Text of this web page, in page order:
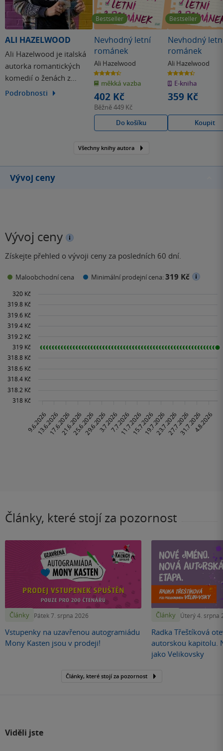
ALI HAZELWOOD
Ali Hazelwood je italská
autorka romantických
komedií o ženách z
akademických kruhů.
romantickými vztahy a
bonusovou kapitolu
navíc. Ali…
Podrobnosti
Bestseller
Nevhodný letní
románek
Ali Hazelwood
4.4
z
5
hvězdiček
měkká vazba
402 Kč
Běžně449 Kč
Do košíku
Bestseller
Nevhodný
románek
Ali Hazelwood
4.4
z
5
hvězdiček
E-kniha
359 Kč
Koupit
Všechny knihy autora
Vývoj ceny
Vývoj ceny
Získejte přehled o vývoji ceny za posledních 60 dní.
Maloobchodní cena Minimální prodejní cena:319 Kč
Články, které stojí za pozornost
Články Pátek 7. srpna 2026
Vstupenky na uzavřenou autogramiádu
Mony Kasten jsou v prodeji!
Články Úterý 4. srpna
Radka Třeštíková
autorskou kapitolu.
jako Velikovsky
Články, které stojí za pozornost
Viděli jste